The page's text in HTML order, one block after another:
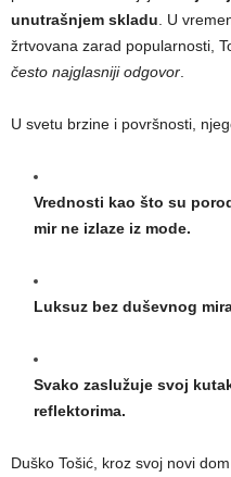
unutrašnjem skladu . U
žrtvovana zarad popularnosti,
često najglasniji odgovor
U svetu brzine i površnosti,
Vrednosti kao što su
mir ne izlaze iz mode.
Luksuz bez duševnog
Svako zaslužuje svoj
reflektorima.
Duško Tošić, kroz svoj novi